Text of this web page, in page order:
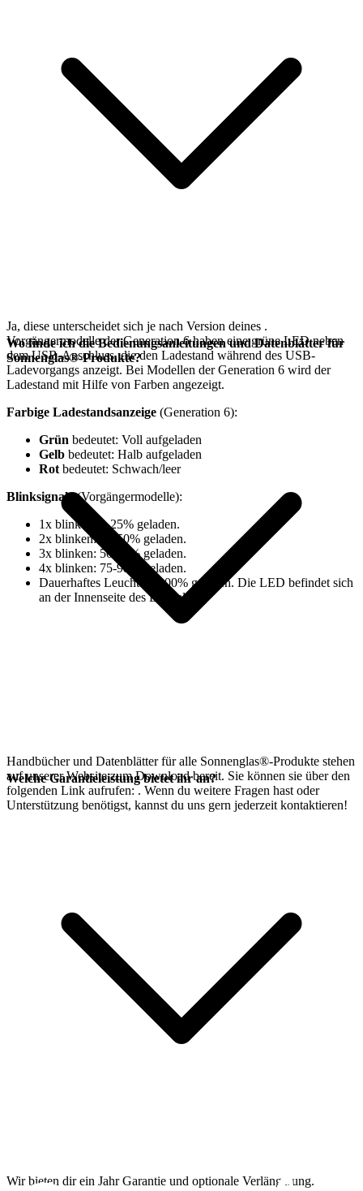
Ja, diese unterscheidet sich je nach Version deines .
Vorgängermodelle der Generation 6 haben eine grüne LED neben
dem USB-Anschluss, die den Ladestand während des USB-
Ladevorgangs anzeigt. Bei Modellen der Generation 6 wird der
Ladestand mit Hilfe von Farben angezeigt.
Farbige Ladestandsanzeige (Generation 6):
Grün bedeutet: Voll aufgeladen
Gelb bedeutet: Halb aufgeladen
Rot bedeutet: Schwach/leer
Blinksignale(Vorgängermodelle):
1x blinken: 0-25% geladen.
2x blinken: 25-50% geladen.
3x blinken: 50-75% geladen.
4x blinken: 75-98% geladen.
⁠Dauerhaftes Leuchten: 100% geladen. Die LED befindet sich
an der Innenseite des Deckels.
Wo finde ich die Bedienungsanleitungen und Datenblätter für
Sonnenglas®-Produkte?
Handbücher und Datenblätter für alle Sonnenglas®-Produkte stehen
auf unserer Website zum Download bereit. Sie können sie über den
folgenden Link aufrufen: . Wenn du weitere Fragen hast oder
Unterstützung benötigst, kannst du uns gern jederzeit kontaktieren!
Welche Garantieleistung bietet ihr an?
Wir bieten dir ein Jahr Garantie und optionale Verlängerung.